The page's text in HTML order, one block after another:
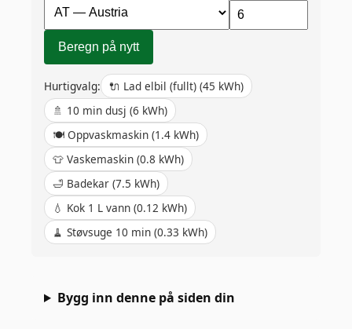
Beregn på nytt
Hurtigvalg: 🔌 Lad elbil (fullt) (45 kWh)
🚿 10 min dusj (6 kWh)
🍽️ Oppvaskmaskin (1.4 kWh)
👕 Vaskemaskin (0.8 kWh)
🛁 Badekar (7.5 kWh)
💧 Kok 1 L vann (0.12 kWh)
🧹 Støvsuge 10 min (0.33 kWh)
Bygg inn denne på siden din